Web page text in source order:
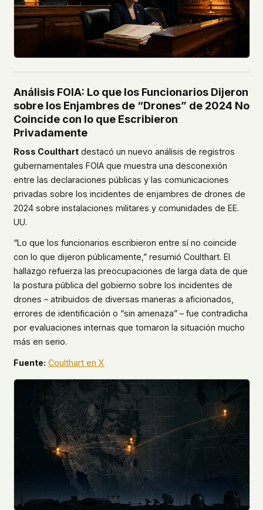
Análisis FOIA: Lo que los Funcionarios Dijeron
sobre los Enjambres de “Drones” de 2024 No
Coincide con lo que Escribieron
Privadamente
Ross Coulthartdestacó un nuevo análisis de registros
gubernamentales FOIA que muestra una desconexión
entre las declaraciones públicas y las comunicaciones
privadas sobre los incidentes de enjambres de drones de
2024 sobre instalaciones militares y comunidades de EE.
UU.
“Lo que los funcionarios escribieron entre sí no coincide
con lo que dijeron públicamente,” resumió Coulthart. El
hallazgo refuerza las preocupaciones de larga data de que
la postura pública del gobierno sobre los incidentes de
drones – atribuidos de diversas maneras a aficionados,
errores de identificación o “sin amenaza” – fue contradicha
por evaluaciones internas que tomaron la situación mucho
más en serio.
Fuente: Coulthart en X